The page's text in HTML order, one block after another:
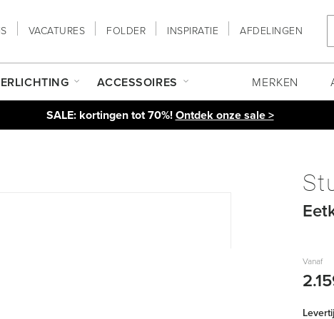
VACATURES FOLDER INSPIRATIE AFDELINGEN
ACCESSOIRES MERKEN
SALE: kortingen tot 70%!Ontdek onze sale >
Vanaf